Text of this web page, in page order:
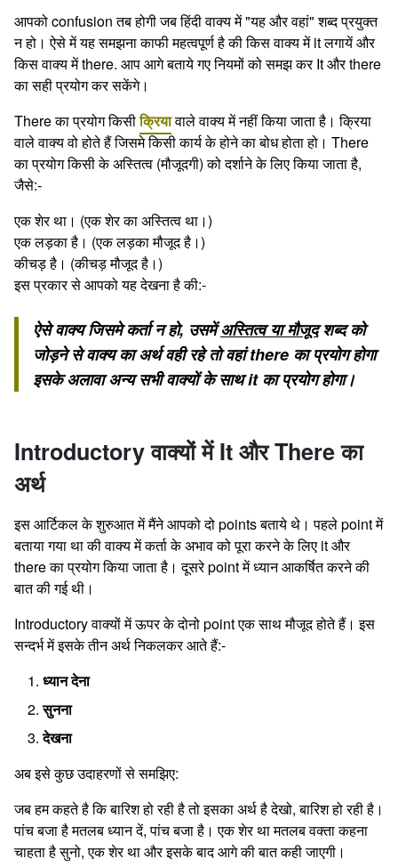
आपको confusion तब होगी जब हिंदी वाक्य में "यह और वहां" शब्द प्रयुक्त
न हो। ऐसे में यह समझना काफी महत्वपूर्ण है की किस वाक्य में it लगायें और
किस वाक्य में there. आप आगे बताये गए नियमों को समझ कर It और there
का सही प्रयोग कर सकेंगे।
There का प्रयोग किसीक्रियावाले वाक्य में नहीं किया जाता है। क्रिया
वाले वाक्य वो होते हैं जिसमे किसी कार्य के होने का बोध होता हो। There
का प्रयोग किसी के अस्तित्व (मौजूदगी) को दर्शाने के लिए किया जाता है,
जैसे:-
एक शेर था। (एक शेर का अस्तित्व था।)
एक लड़का है। (एक लड़का मौजूद है।)
कीचड़ है। (कीचड़ मौजूद है।)
इस प्रकार से आपको यह देखना है की:-
ऐसे वाक्य जिसमे कर्ता न हो, उसमेंअस्तित्व या मौजूदशब्द को
जोड़ने से वाक्य का अर्थ वही रहे तो वहां there का प्रयोग होगा
इसके अलावा अन्य सभी वाक्यों के साथ it का प्रयोग होगा।
Introductory वाक्यों में It और There का
अर्थ
इस आर्टिकल के शुरुआत में मैंने आपको दो points बताये थे। पहले point में
बताया गया था की वाक्य में कर्ता के अभाव को पूरा करने के लिए it और
there का प्रयोग किया जाता है। दूसरे point में ध्यान आकर्षित करने की
बात की गई थी।
Introductory वाक्यों में ऊपर के दोनो point एक साथ मौजूद होते हैं। इस
सन्दर्भ में इसके तीन अर्थ निकलकर आते हैं:-
ध्यान देना
सुनना
देखना
अब इसे कुछ उदाहरणों से समझिए:
जब हम कहते है कि बारिश हो रही है तो इसका अर्थ है देखो, बारिश हो रही है।
पांच बजा है मतलब ध्यान दें, पांच बजा है। एक शेर था मतलब वक्ता कहना
चाहता है सुनो, एक शेर था और इसके बाद आगे की बात कही जाएगी।